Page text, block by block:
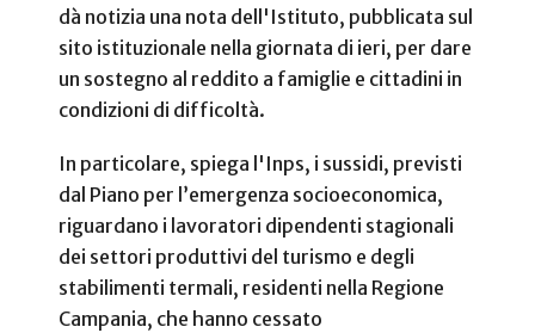
dà notizia una nota dell'Istituto, pubblicata sul
sito istituzionale nella giornata di ieri, per dare
un sostegno al reddito a famiglie e cittadini in
condizioni di difficoltà.
In particolare, spiega l'Inps, i sussidi, previsti
dal Piano per l’emergenza socioeconomica,
riguardano i lavoratori dipendenti stagionali
dei settori produttivi del turismo e degli
stabilimenti termali, residenti nella Regione
Campania, che hanno cessato